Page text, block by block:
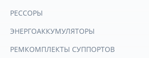
РЕССОРЫ
ЭНЕРГОАККУМУЛЯТОРЫ
РЕМКОМПЛЕКТЫ СУППОРТОВ